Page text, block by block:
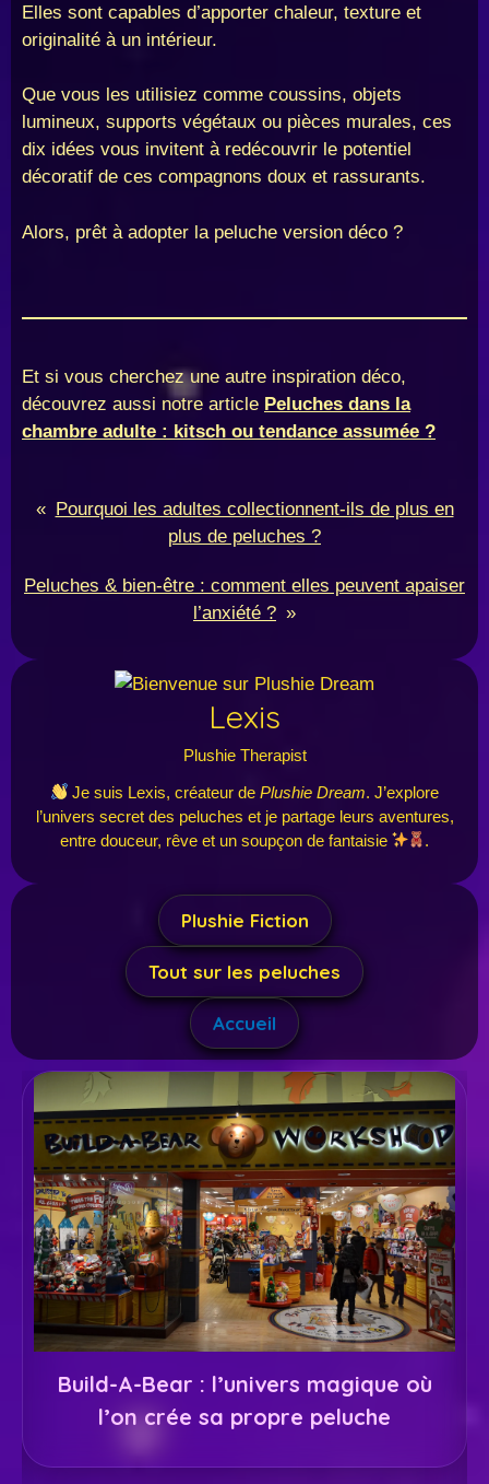
Elles sont capables d’apporter chaleur, texture et
originalité à un intérieur.
Que vous les utilisiez comme coussins, objets
lumineux, supports végétaux ou pièces murales, ces
dix idées vous invitent à redécouvrir le potentiel
décoratif de ces compagnons doux et rassurants.
Alors, prêt à adopter la peluche version déco ?
Et si vous cherchez une autre inspiration déco,
découvrez aussi notre article Peluches dans la
chambre adulte : kitsch ou tendance assumée ?
« Pourquoi les adultes collectionnent-ils de plus en
plus de peluches ?
Peluches & bien-être : comment elles peuvent apaiser
l’anxiété ? »
Lexis
Plushie Therapist
Je suis Lexis, créateur de Plushie Dream. J’explore
l’univers secret des peluches et je partage leurs aventures,
entre douceur, rêve et un soupçon de fantaisie
.
Plushie Fiction
Tout sur les peluches
Accueil
Build-A-Bear : l’univers magique où
l’on crée sa propre peluche